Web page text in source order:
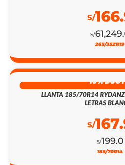
S/
S/
265/35ZR19
16%
LLANTA 185/70R14
LETRAS
S/199.0
S/
185/70R14